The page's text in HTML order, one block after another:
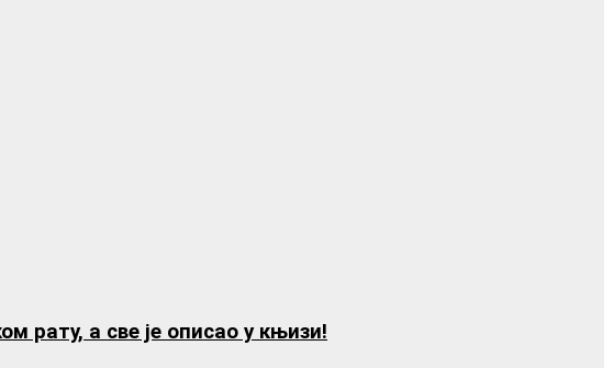
рату, а све је описао у књизи!